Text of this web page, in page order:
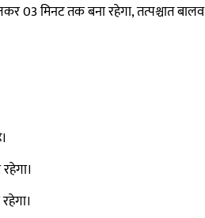
03 मिनट तक बना रहेगा, तत्पश्चात बालव